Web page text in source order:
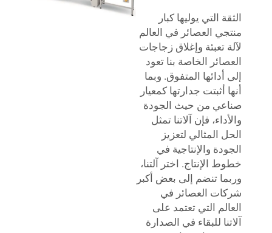
الثقة التي يوليها كبار
منتجي العصائر في العالم
لآلة تعبئة وإغلاق زجاجات
العصائر الخاصة بنا تعود
إلى أدائها المتفوق. وبما
أنها أثبتت جدارتها كمعيار
صناعي من حيث الجودة
والأداء، فإن آلاتنا تمثل
الحل المثالي لتعزيز
الجودة والإنتاجية في
خطوط الإنتاج. اختر آلتنا،
وربما تنضم إلى بعض أكبر
شركات العصائر في
العالم التي تعتمد على
آلاتنا للبقاء في الصدارة